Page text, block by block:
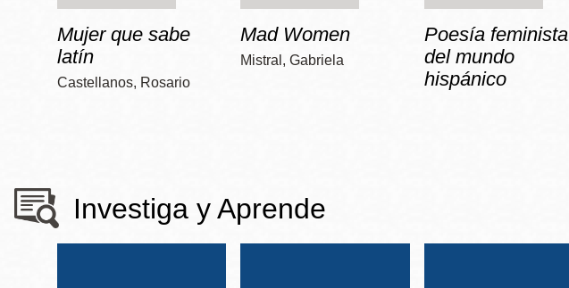
Mujer que sabe
latín
Castellanos, Rosario
Mad Women
Mistral, Gabriela
Poesía feminista
del mundo
hispánico
Investiga y Aprende